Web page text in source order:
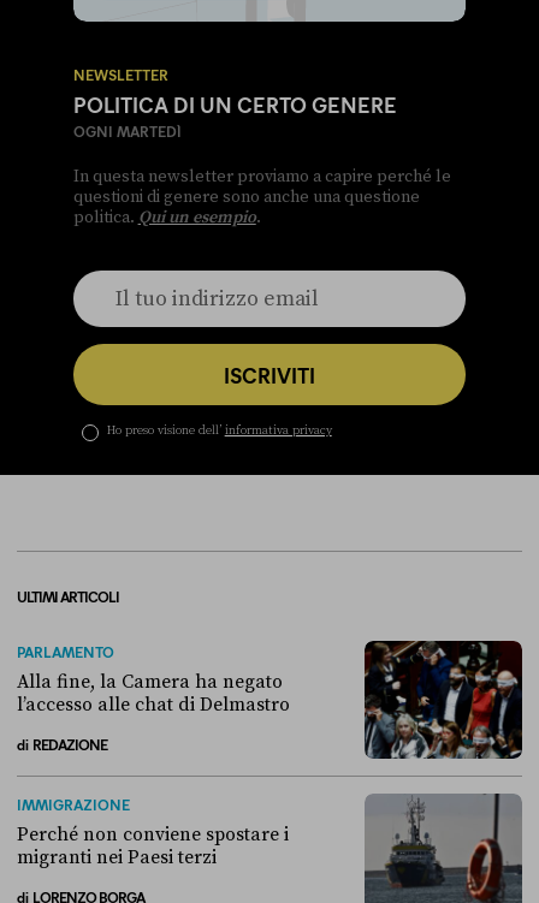
NEWSLETTER
POLITICA DI UN CERTO GENERE
OGNI MARTEDÌ
In questa newsletter proviamo a capire perché le
questioni di genere sono anche una questione
politica. Qui un esempio.
ISCRIVITI
Ho preso visione dell’ informativa privacy
ULTIMI ARTICOLI
PARLAMENTO
Alla fine, la Camera ha negato
l’accesso alle chat di Delmastro
di REDAZIONE
IMMIGRAZIONE
Perché non conviene spostare i
migranti nei Paesi terzi
di LORENZO BORGA